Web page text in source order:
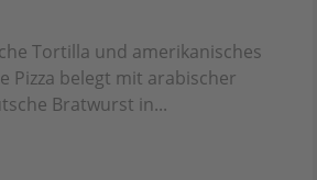
Tortilla und amerikanisches
Pizza belegt mit arabischer
Bratwurst in...